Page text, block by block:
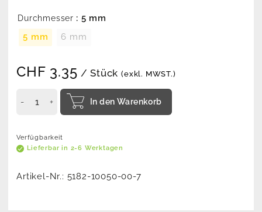
Durchmesser : 5 mm
5 mm
6 mm
CHF 3.35 / Stück (exkl. MWST.)
In den Warenkorb
Verfügbarkeit
Lieferbar in 2-6 Werktagen
Artikel-Nr.: 5182-10050-00-7